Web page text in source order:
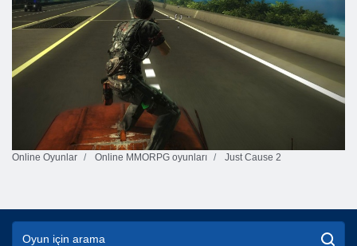
Online Oyunlar Online MMORPG oyunları Just Cause 2